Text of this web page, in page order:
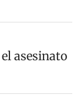
asesinato